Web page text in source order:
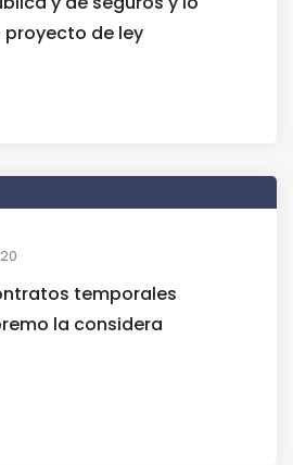
de ley
temporales
la considera